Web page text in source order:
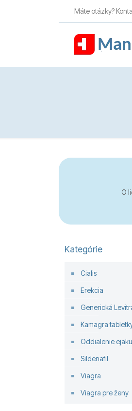
Máte otázky?
O
Kategórie
Cialis
Erekcia
Generická
Kamagra
Oddialenie
Sildenafil
Viagra
Viagra pre ženy